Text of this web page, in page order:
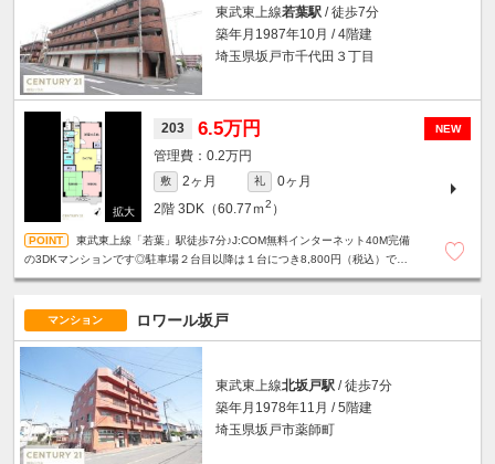
東武東上線若葉駅 / 徒歩7分
築年月1987年10月 / 4階建
埼玉県坂戸市千代田３丁目
NEW
203 6.5万円
0.2万円
敷 2ヶ月 礼
0ヶ月
2階 3DK（60.77ｍ2 ）
東武東上線「若葉」駅徒歩7分♪J:COM無料インターネット40M完備
の3DKマンションです◎駐車場２台目以降は１台につき8,800円（税込）で相
マンション ロワール坂戸
東武東上線北坂戸駅 / 徒歩7分
築年月1978年11月 / 5階建
埼玉県坂戸市薬師町